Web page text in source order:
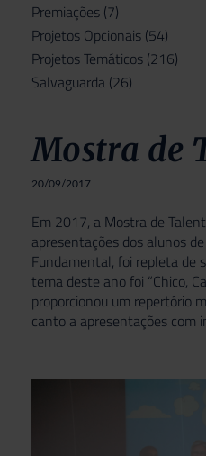
Premiações (7)
Projetos Opcionais (54)
Projetos Temáticos (216)
Salvaguarda (26)
Mostra de
20/09/2017
Em 2017, a Mostra de
apresentações dos alunos
Fundamental, foi repleta de
tema deste ano foi “Chico,
proporcionou um repertório
canto a apresentações com